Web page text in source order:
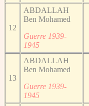
12
ABDALLAH
Ben Mohamed
Guerre 1939-
1945
13
ABDALLAH
Ben Mohamed
Guerre 1939-
1945